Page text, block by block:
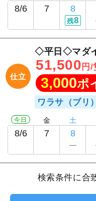
8/6 7 8
残8
仕立
◇平日◇マダ
51,500 円/
3,000ポ
ワラサ（ブリ）
今日
8/6
金
7
土
8
検索条件に合